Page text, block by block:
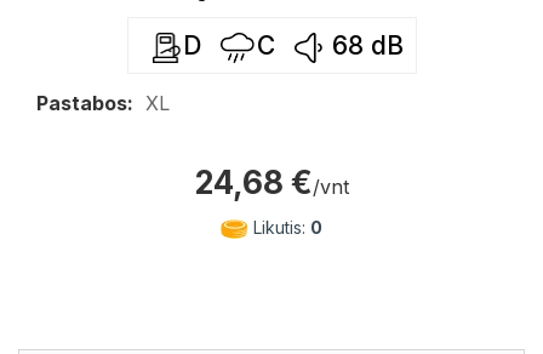
D C 68 dB
Pastabos: XL
24,68 €/vnt
Likutis: 0